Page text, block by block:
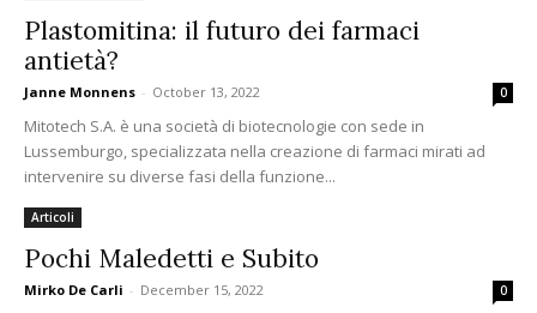
Plastomitina: il futuro dei farmaci
antietà?
Janne Monnens - October 13, 2022 0
Mitotech S.A. è una società di biotecnologie con sede in
Lussemburgo, specializzata nella creazione di farmaci mirati ad
intervenire su diverse fasi della funzione...
Articoli
Pochi Maledetti e Subito
Mirko De Carli - December 15, 2022 0